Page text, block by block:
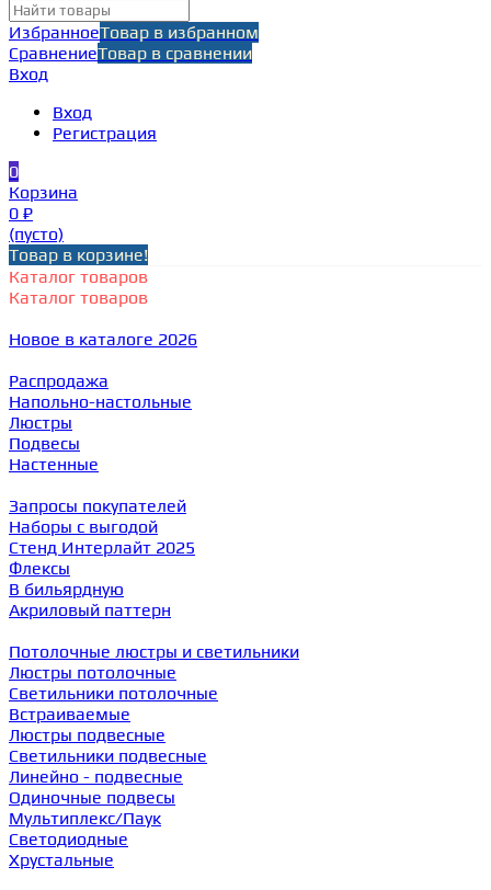
ИзбранноеТовар в избранном
СравнениеТовар в сравнении
Вход
Вход
Регистрация
0
Корзина
0 ₽
(пусто)
Товар в корзине!
Каталог товаров
Каталог товаров
Новое в каталоге 2026
Распродажа
Напольно-настольные
Люстры
Подвесы
Настенные
Запросы покупателей
Наборы с выгодой
Стенд Интерлайт 2025
Флексы
В бильярдную
Акриловый паттерн
Потолочные люстры и светильники
Люстры потолочные
Светильники потолочные
Встраиваемые
Люстры подвесные
Светильники подвесные
Линейно - подвесные
Одиночные подвесы
Мультиплекс/Паук
Светодиодные
Хрустальные